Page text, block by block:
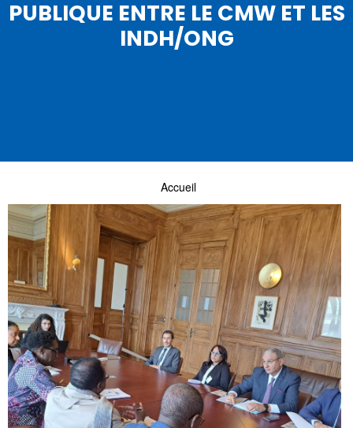
PUBLIQUE ENTRE LE CMW ET LES
INDH/ONG
Accueil